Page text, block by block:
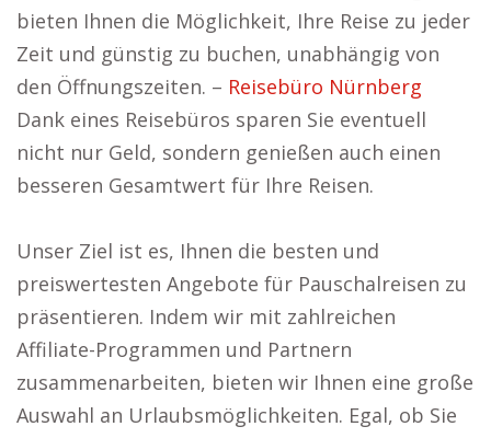
bieten Ihnen die Möglichkeit, Ihre Reise zu jeder
Zeit und günstig zu buchen, unabhängig von
den Öffnungszeiten. – Reisebüro Nürnberg
Dank eines Reisebüros sparen Sie eventuell
nicht nur Geld, sondern genießen auch einen
besseren Gesamtwert für Ihre Reisen.
Unser Ziel ist es, Ihnen die besten und
preiswertesten Angebote für Pauschalreisen zu
präsentieren. Indem wir mit zahlreichen
Affiliate-Programmen und Partnern
zusammenarbeiten, bieten wir Ihnen eine große
Auswahl an Urlaubsmöglichkeiten. Egal, ob Sie